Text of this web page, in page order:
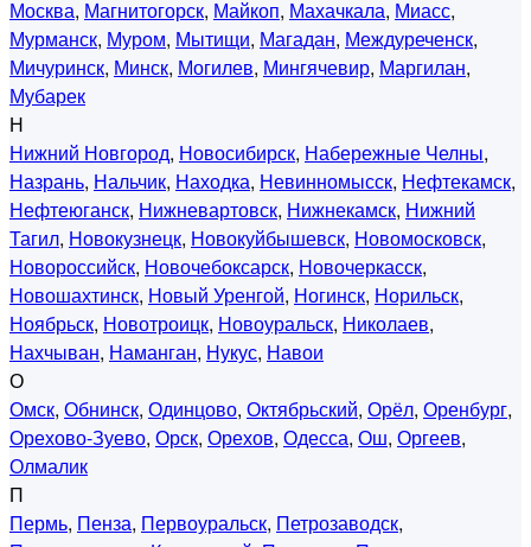
Москва, Магнитогорск, Майкоп, Махачкала, Миасс,
Мурманск, Муром, Мытищи, Магадан, Междуреченск,
Мичуринск, Минск, Могилев, Мингячевир, Маргилан,
Мубарек
Н
Нижний Новгород, Новосибирск, Набережные Челны,
Назрань, Нальчик, Находка, Невинномысск, Нефтекамск,
Нефтеюганск, Нижневартовск, Нижнекамск, Нижний
Тагил, Новокузнецк, Новокуйбышевск, Новомосковск,
Новороссийск, Новочебоксарск, Новочеркасск,
Новошахтинск, Новый Уренгой, Ногинск, Норильск,
Ноябрьск, Новотроицк, Новоуральск, Николаев,
Нахчыван, Наманган, Нукус, Навои
О
Омск, Обнинск, Одинцово, Октябрьский, Орёл, Оренбург,
Орехово-Зуево, Орск, Орехов, Одесса, Ош, Оргеев,
Олмалик
П
Пермь, Пенза, Первоуральск, Петрозаводск,